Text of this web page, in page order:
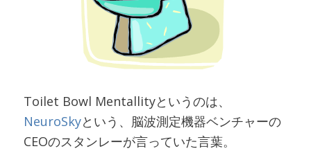
Toilet Bowl Mentallityというのは、
NeuroSkyという、脳波測定機器ベンチャーの
CEOのスタンレーが言っていた言葉。